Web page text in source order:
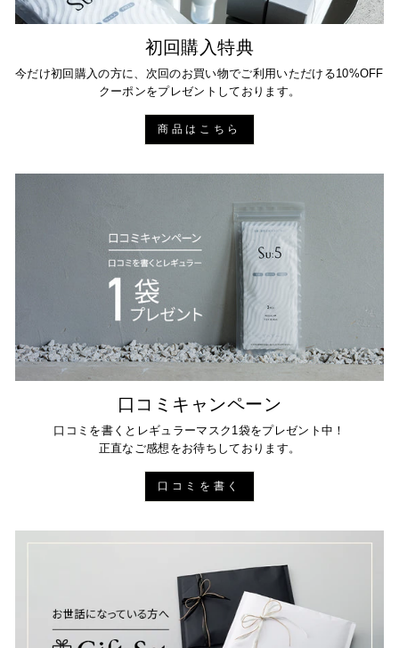
初回購入特典
今だけ初回購入の方に、次回のお買い物でご利用いただける10%OFF
クーポンをプレゼントしております。
商品はこちら
口コミキャンペーン
口コミを書くとレギュラーマスク1袋をプレゼント中！
正直なご感想をお待ちしております。
口コミを書く